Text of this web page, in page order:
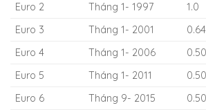
Euro 2
Tháng 1- 1997 1.0
Euro 3
Tháng 1- 2001 0.64
Euro 4
Tháng 1- 2006 0.50
Euro 5
Tháng 1- 2011 0.50
Euro 6
Tháng 9- 2015 0.50